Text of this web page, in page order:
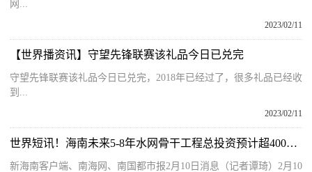
网...
2023/02/11
【世界播资讯】守望先锋联赛该礼品今日已兑完
守望先锋联赛该礼品今日已兑完，2018年已经过了，很多礼品已经收
到...
2023/02/11
世界短讯！海南未来5-8年水网骨干工程总投资预计超400亿元
新海南客户端、南海网、南国都市报2月10日消息（记者谭琦）2月10